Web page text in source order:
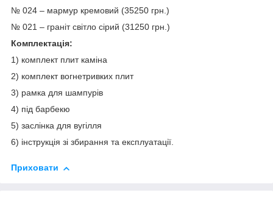
№ 024 – мармур кремовий (35250 грн.)
№ 021 – граніт світло сірий (31250 грн.)
Комплектація:
1) комплект плит каміна
2) комплект вогнетривких плит
3) рамка для шампурів
4) під барбекю
5) заслінка для вугілля
6) інструкція зі збирання та експлуатації.
Приховати